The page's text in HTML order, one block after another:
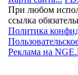
При любом
ссылка
Политика
Реклама на